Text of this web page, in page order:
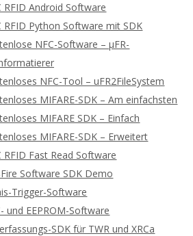
RFID Android Software
RFID Python Software mit SDK
NFC-Software – μFR-
NFC-Tool – uFR2FileSystem
MIFARE-SDK – Am einfachsten
MIFARE SDK – Einfach
MIFARE-SDK – Erweitert
RFID Fast Read Software
Software SDK Demo
Trigger-Software
und EEPROM-Software
SDK für TWR und XRCa